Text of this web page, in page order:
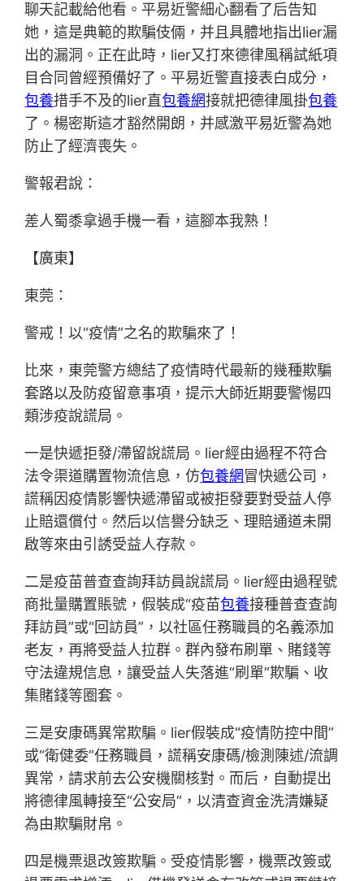
聊天記載給他看。平易近警細心翻看了后告知
她，這是典範的欺騙伎倆，并且具體地指出lier漏
出的漏洞。正在此時，lier又打來德律風稱試紙項
目合同曾經預備好了。平易近警直接表白成分，
包養措手不及的lier直包養網接就把德律風掛包養
了。楊密斯這才豁然開朗，并感激平易近警為她
防止了經濟喪失。
警報君說：
差人蜀黍拿過手機一看，這腳本我熟！
【廣東】
東莞：
警戒！以“疫情”之名的欺騙來了！
比來，東莞警方總結了疫情時代最新的幾種欺騙
套路以及防疫留意事項，提示大師近期要警惕四
類涉疫說謊局。
一是快遞拒發/滯留說謊局。lier經由過程不符合
法令渠道購置物流信息，仿包養網冒快遞公司，
謊稱因疫情影響快遞滯留或被拒發要對受益人停
止賠還償付。然后以信譽分缺乏、理賠通道未開
啟等來由引誘受益人存款。
二是疫苗普查查詢拜訪員說謊局。lier經由過程號
商批量購置賬號，假裝成“疫苗包養接種普查查詢
拜訪員”或“回訪員”，以社區任務職員的名義添加
老友，再將受益人拉群。群內發布刷單、賭錢等
守法違規信息，讓受益人失落進“刷單”欺騙、收
集賭錢等圈套。
三是安康碼異常欺騙。lier假裝成“疫情防控中間”
或“衛健委”任務職員，謊稱安康碼/檢測陳述/流調
異常，請求前去公安機關核對。而后，自動提出
將德律風轉接至“公安局”，以清查資金洗清嫌疑
為由欺騙財帛。
四是機票退改簽欺騙。受疫情影響，機票改簽或